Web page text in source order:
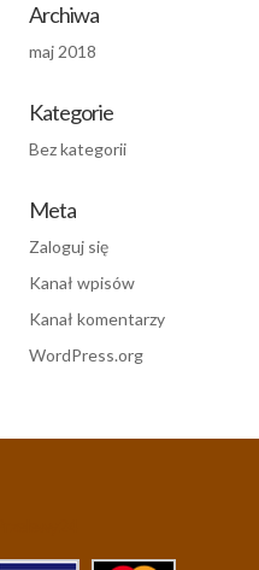
Archiwa
maj 2018
Kategorie
Bez kategorii
Meta
Zaloguj się
Kanał wpisów
Kanał komentarzy
WordPress.org